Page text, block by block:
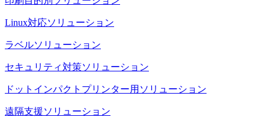
Linux対応ソリューション
ラベルソリューション
セキュリティ対策ソリューション
ドットインパクトプリンター用ソリューション
遠隔支援ソリューション